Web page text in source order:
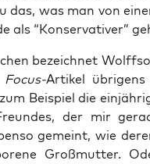
das, was man von
als “Kon­ser­va­ti­ver”
bezeich­net
Focus-Arti­kel übri­gens
Bei­spiel die
der mir
gemeint, wie
Groß­mutter.